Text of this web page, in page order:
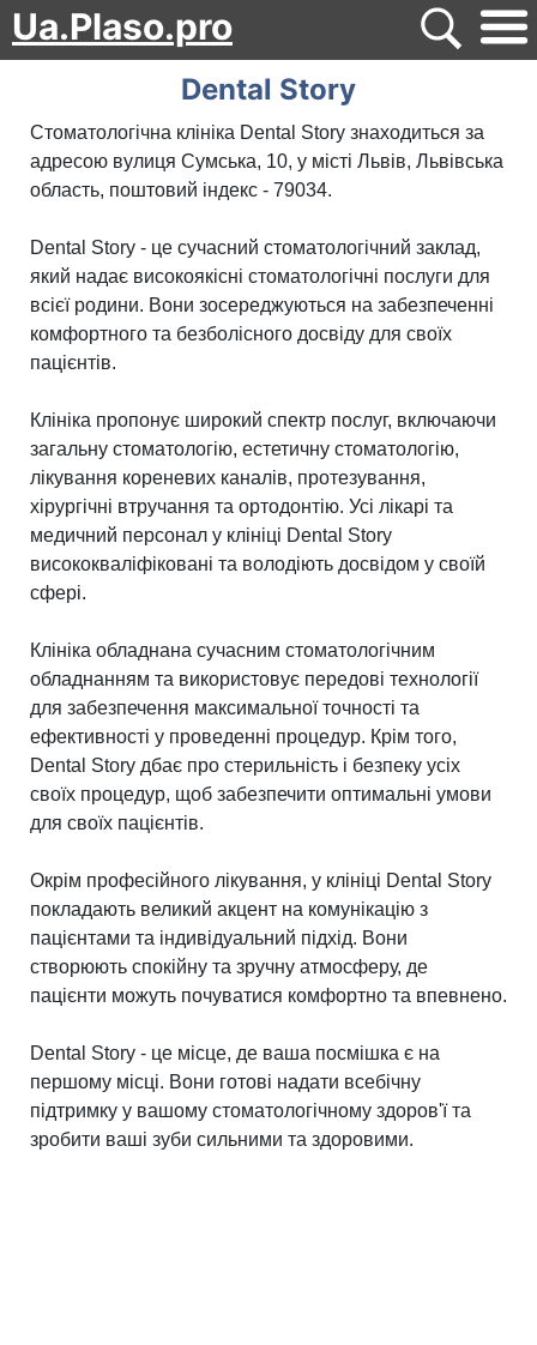
Ua.Plaso.pro
Dental Story
Стоматологічна клініка Dental Story знаходиться за
адресою вулиця Сумська, 10, у місті Львів, Львівська
область, поштовий індекс - 79034.
Dental Story - це сучасний стоматологічний заклад,
який надає високоякісні стоматологічні послуги для
всієї родини. Вони зосереджуються на забезпеченні
комфортного та безболісного досвіду для своїх
пацієнтів.
Клініка пропонує широкий спектр послуг, включаючи
загальну стоматологію, естетичну стоматологію,
лікування кореневих каналів, протезування,
хірургічні втручання та ортодонтію. Усі лікарі та
медичний персонал у клініці Dental Story
висококваліфіковані та володіють досвідом у своїй
сфері.
Клініка обладнана сучасним стоматологічним
обладнанням та використовує передові технології
для забезпечення максимальної точності та
ефективності у проведенні процедур. Крім того,
Dental Story дбає про стерильність і безпеку усіх
своїх процедур, щоб забезпечити оптимальні умови
для своїх пацієнтів.
Окрім професійного лікування, у клініці Dental Story
покладають великий акцент на комунікацію з
пацієнтами та індивідуальний підхід. Вони
створюють спокійну та зручну атмосферу, де
пацієнти можуть почуватися комфортно та впевнено.
Dental Story - це місце, де ваша посмішка є на
першому місці. Вони готові надати всебічну
підтримку у вашому стоматологічному здоров'ї та
зробити ваші зуби сильними та здоровими.